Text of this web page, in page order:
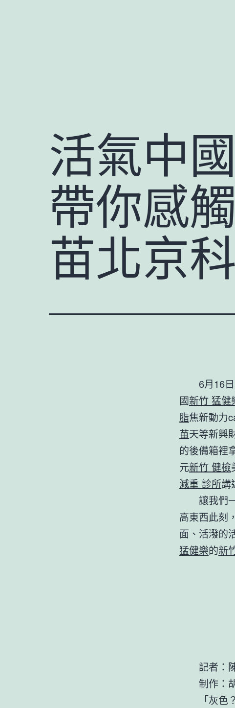
活氣中
帶你感
苗北京
6月16
國新竹 猛健
脂焦新動力
苗天等新興
的後備箱裡
元新竹 健檢
減重 診所講
讓我們
高東西此刻
面、活潑的
猛健樂的新
記者：
制作：
「灰